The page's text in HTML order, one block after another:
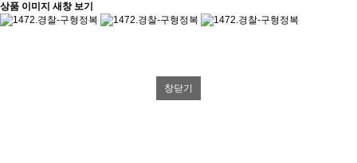
상품 이미지 새창 보기
창닫기